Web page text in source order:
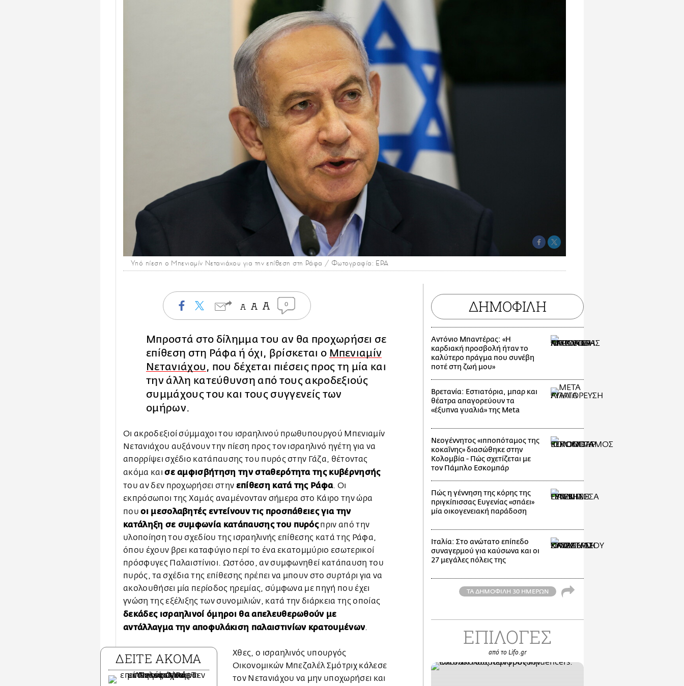
Υπό πίεση ο Μπενιαμίν Νετανιάχου για την επίθεση στη Ράφα / Φωτογραφία: EPA
0
Μπροστά στο δίλημμα του αν θα προχωρήσει σε
επίθεση στη Ράφα ή όχι, βρίσκεται ο Μπενιαμίν
Νετανιάχου, που δέχεται πιέσεις προς τη μία και
την άλλη κατεύθυνση από τους ακροδεξιούς
συμμάχους του και τους συγγενείς των
ομήρων.
Οι ακροδεξιοί σύμμαχοι του ισραηλινού πρωθυπουργού Μπενιαμίν
Νετανιάχου αυξάνουν την πίεση προς τον ισραηλινό ηγέτη για να
απορρίψει σχέδιο κατάπαυσης του πυρός στην Γάζα, θέτοντας
ακόμα καισε αμφισβήτηση την σταθερότητα της κυβέρνησής
του αν δεν προχωρήσει στην επίθεση κατά της Ράφα. Οι
εκπρόσωποι της Χαμάς αναμένονταν σήμερα στο Κάιρο την ώρα
πουοι μεσολαβητές εντείνουν τις προσπάθειες για την
κατάληξη σε συμφωνία κατάπαυσης του πυρόςπριν από την
υλοποίηση του σχεδίου της ισραηλινής επίθεσης κατά της Ράφα,
όπου έχουν βρει καταφύγιο περί το ένα εκατομμύριο εσωτερικοί
πρόσφυγες Παλαιστίνιοι. Ωστόσο, αν συμφωνηθεί κατάπαυση του
πυρός, τα σχέδια της επίθεσης πρέπει να μπουν στο συρτάρι για να
ακολουθήσει μία περίοδος ηρεμίας, σύμφωνα με πηγή που έχει
γνώση της εξέλιξης των συνομιλιών, κατά την διάρκεια της οποίας
δεκάδες ισραηλινοί όμηροι θα απελευθερωθούν με
αντάλλαγμα την αποφυλάκιση παλαιστινίων κρατουμένων.
ΔΕΙΤΕ ΑΚΟΜΑ
Χθες, ο ισραηλινός υπουργός
Οικονομικών Μπεζαλέλ Σμότριχ κάλεσε
τον Νετανιάχου να μην υποχωρήσει και
ΔΗΜΟΦΙΛΗ
Αντόνιο Μπαντέρας: «Η
καρδιακή προσβολή ήταν το
καλύτερο πράγμα που συνέβη
ποτέ στη ζωή μου»
Βρετανία: Εστιατόρια, μπαρ και
θέατρα απαγορεύουν τα
«έξυπνα γυαλιά» της Meta
Νεογέννητος «ιπποπόταμος της
κοκαΐνης» διασώθηκε στην
Κολομβία - Πώς σχετίζεται με
τον Πάμπλο Εσκομπάρ
Πώς η γέννηση της κόρης της
πριγκίπισσας Ευγενίας «σπάει»
μία οικογενειακή παράδοση
Ιταλία: Στο ανώτατο επίπεδο
συναγερμού για καύσωνα και οι
27 μεγάλες πόλεις της
ΤΑ ΔΗΜΟΦΙΛΗ 30 ΗΜΕΡΩΝ
ΕΠΙΛΟΓΕΣ
από το Lifo.gr